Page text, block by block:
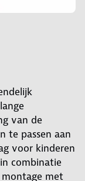
van de
te passen aan
voor kinderen
combinatie
met